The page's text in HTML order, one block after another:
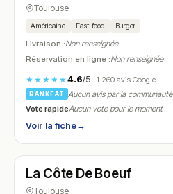
Toulouse
Américaine Fast-food Burger
Livraison :Non renseignée
Réservation en ligne :Non renseignée
★★★★★4.6/5· 1 260 avis Google
RANKEAT
Aucun avis par la communauté
Vote rapideAucun vote pour le moment
Voir la fiche→
N° 27
La Côte De Boeuf
Toulouse